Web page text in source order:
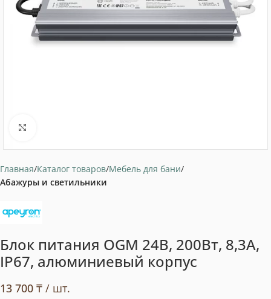
Главная Каталог товаров Мебель для бани
Абажуры и светильники
Блок питания OGM 24В, 200Вт, 8,3А,
IP67, алюминиевый корпус
13 700 ₸ / шт.